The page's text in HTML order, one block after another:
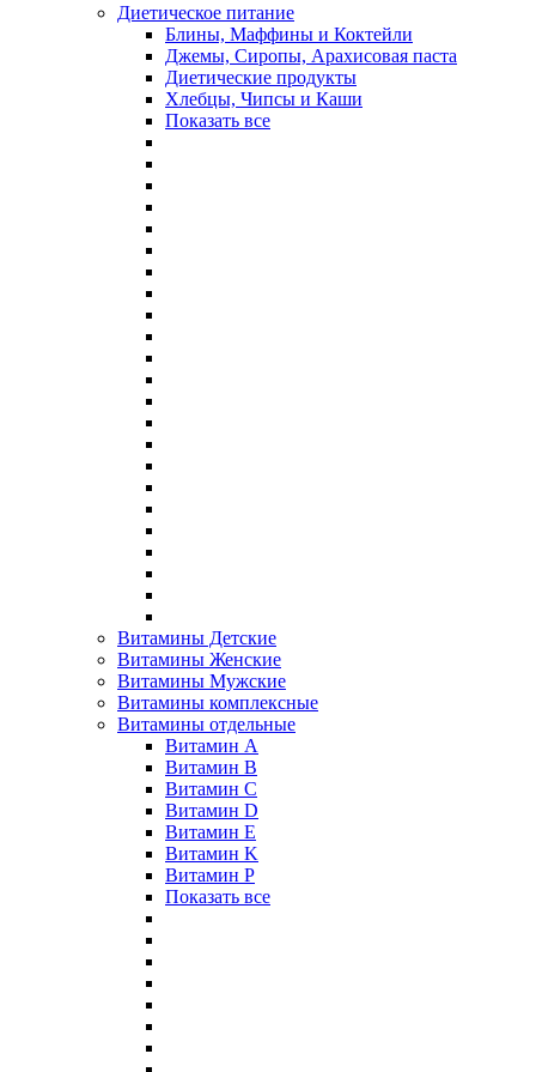
Диетическое питание
Блины, Маффины и Коктейли
Джемы, Сиропы, Арахисовая паста
Диетические продукты
Хлебцы, Чипсы и Каши
Показать все
Витамины Детские
Витамины Женские
Витамины Мужские
Витамины комплексные
Витамины отдельные
Витамин A
Витамин B
Витамин C
Витамин D
Витамин E
Витамин K
Витамин P
Показать все